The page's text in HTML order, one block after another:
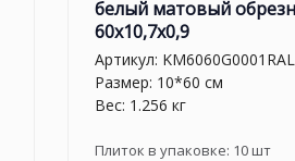
белый матовый
60x10,7x0,9
Артикул:
Размер: 10*60 см
Вес: 1.256 кг
Плиток в упаковке: 10шт